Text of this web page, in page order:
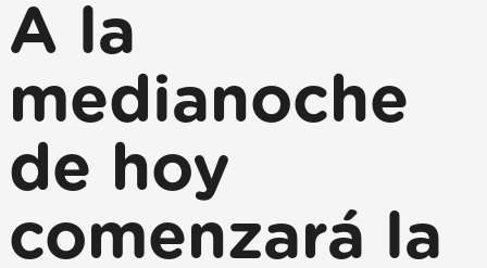
A la
medianoche
de hoy
comenzará la